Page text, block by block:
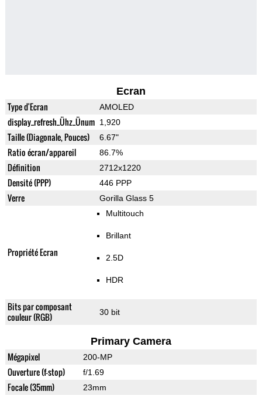
Ecran
Type d'Ecran AMOLED
display_refresh_Ühz_Ünum 1,920
Taille (Diagonale, Pouces) 6.67"
Ratio écran/appareil 86.7%
Définition 2712x1220
Densité (PPP) 446 PPP
Verre Gorilla Glass 5
Propriété Ecran
Multitouch
Brillant
2.5D
HDR
Bits par composant
couleur (RGB)
30 bit
Primary Camera
Mégapixel 200-MP
Ouverture (f-stop) f/1.69
Focale (35mm) 23mm